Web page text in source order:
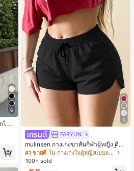
6
ไม้
ด้า
ใน สีกากี เสื้อสตรี เสื้อเบลาส์ & Tee
ใน สีกากี เสื้อสตรี เสื้อเบลาส์ & Tee
5
FARYUN
mulinsen กางเกงขาสั้นกีฬาผู้หญิง ดีไซ
น์ปลายเปิด เอวยืดหยุ่น กางเกงขาสั้น
ลำลองกีฬาฤดูร้อน ความยาว 3/4
#1 ขายดี
ใน กางเกงในผู้หญิงแบบแอคทีฟ
100+ sold